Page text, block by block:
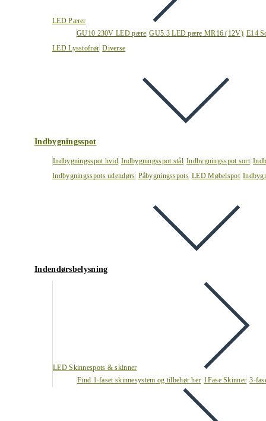
LED Pærer
GU10 230V LED pære GU5.3 LED pære MR16 (12V) E14
LED Lysstofrør Diverse
Indbygningsspot
Indbygningsspot hvid Indbygningsspot stål Indbygningsspot sort
Indbygningsspots udendørs Påbygningsspots LED Møbelspot
Indendørsbelysning
LED Skinnespots & skinner
Find 1-faset skinnesystem og tilbehør her 1Fase Skinner 3-